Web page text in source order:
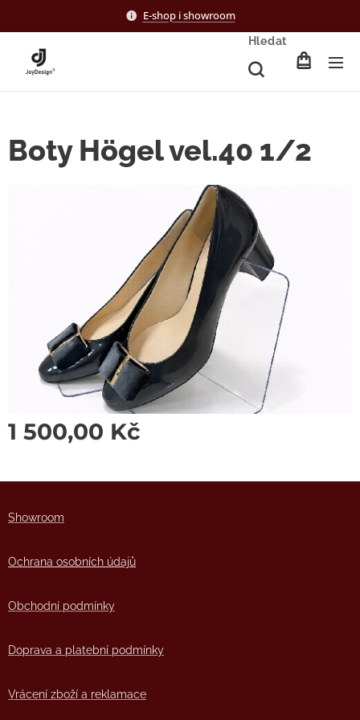
E-shop i showroom
Hledat
Boty Högel vel.40 1/2
1 500,00 Kč
Showroom
Ochrana osobních údajů
Obchodní podmínky
Doprava a platební podmínky
Vrácení zboží a reklamace